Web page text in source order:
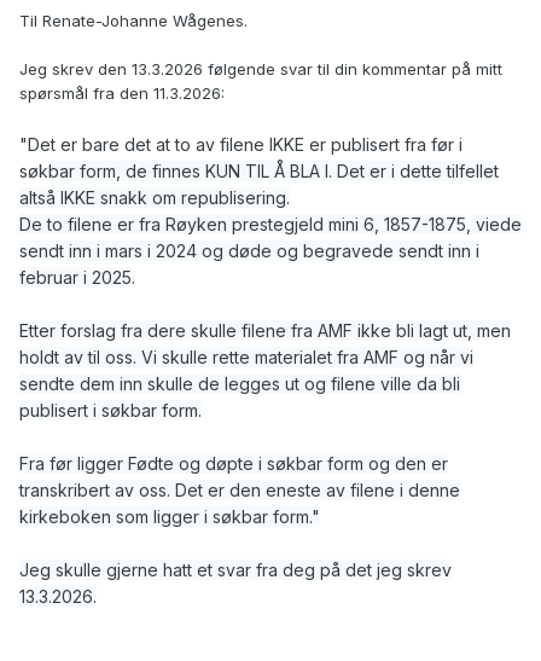
Til Renate-Johanne Wågenes.
Jeg skrev den 13.3.2026 følgende svar til din kommentar på mitt
spørsmål fra den 11.3.2026:
"Det er bare det at to av filene IKKE er publisert fra før i
søkbar form, de finnes KUN TIL Å BLA I. Det er i dette tilfellet
altså IKKE snakk om republisering.
De to filene er fra Røyken prestegjeld mini 6, 1857-1875 viede
sendt inn i mars i 2024 og døde og begravede sendt inn i
februar i 2025.
Etter forslag fra dere skulle filene fra AMF ikke bli lagt ut, men
holdt av til oss. Vi skulle rette materialet fra AMF og når vi
sendte dem inn skulle de legges ut og filene ville da bli
publisert i søkbar form.
Fra før ligger Fødte og døpte i søkbar form og den er
transkribert av oss. Det er den eneste av filene i denne
kirkeboken som ligger i søkbar form."
Jeg skulle gjerne hatt et svar fra deg på det jeg skrev
13.3.2026.